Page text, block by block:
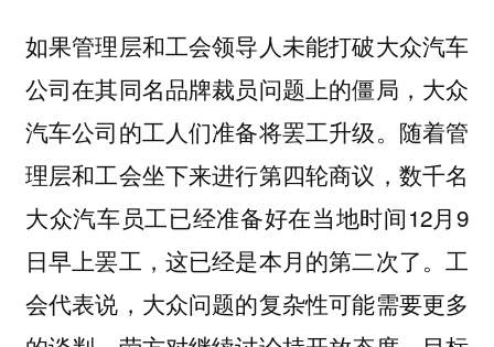
如果管理层和工会领导人未能打破大众汽车
公司在其同名品牌裁员问题上的僵局，大众
汽车公司的工人们准备将罢工升级。随着管
理层和工会坐下来进行第四轮商议，数千名
大众汽车员工已经准备好在当地时间12月9
日早上罢工，这已经是本月的第二次了。工
会代表说，大众问题的复杂性可能需要更多